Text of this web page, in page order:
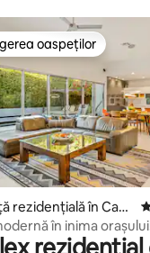
5, 168 recenzii
din topul categoriei
oaspeților
rezidențială în Cam
în inima